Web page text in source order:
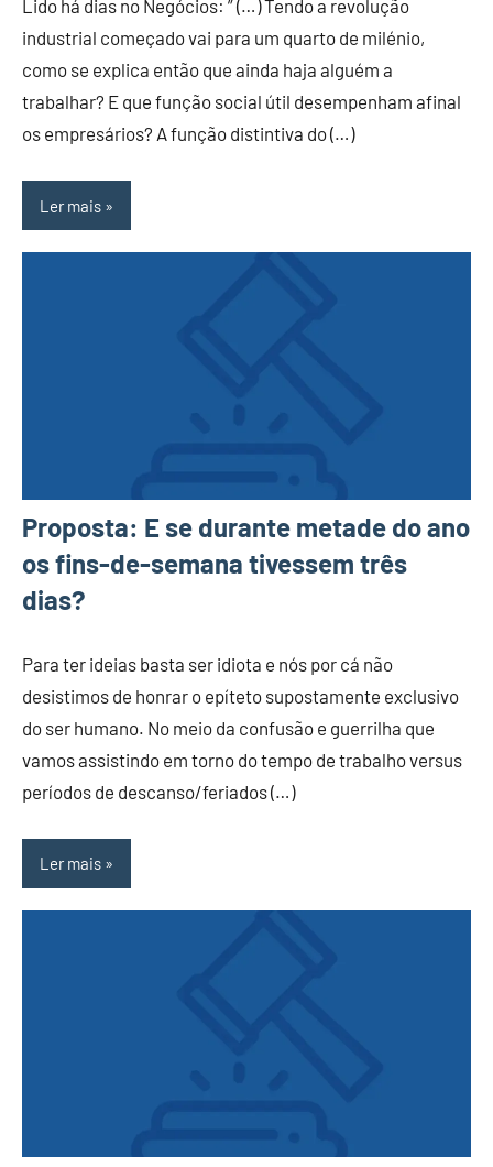
Lido há dias no Negócios: ” (…) Tendo a revolução
industrial começado vai para um quarto de milénio,
como se explica então que ainda haja alguém a
trabalhar? E que função social útil desempenham afinal
os empresários? A função distintiva do (…)
Ler mais
Proposta: E se durante metade do ano
os fins-de-semana tivessem três
dias?
Para ter ideias basta ser idiota e nós por cá não
desistimos de honrar o epíteto supostamente exclusivo
do ser humano. No meio da confusão e guerrilha que
vamos assistindo em torno do tempo de trabalho versus
períodos de descanso/feriados (…)
Ler mais